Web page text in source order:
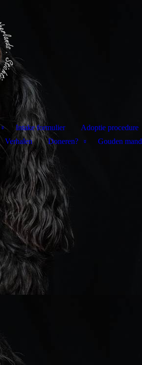
Intake formulier
Adoptie procedure
Verhalen Doneren?
Gouden mand